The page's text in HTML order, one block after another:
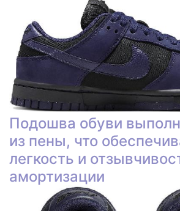
Подошва обуви
из пены, что
легкость и
амортизации